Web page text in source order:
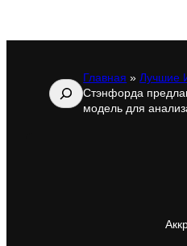
Поиск
Главная » Лучшие
Стэнфорда
модель для